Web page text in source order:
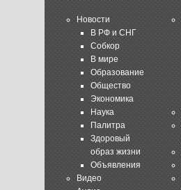
Новости
В РФ и СНГ
Собкор
В мире
Образование
Общество
Экономика
Наука
Палитра
Здоровый
образ жизни
Объявления
Видео